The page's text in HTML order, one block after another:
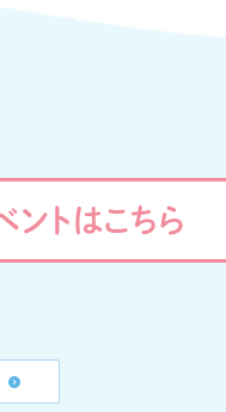
トはこちら